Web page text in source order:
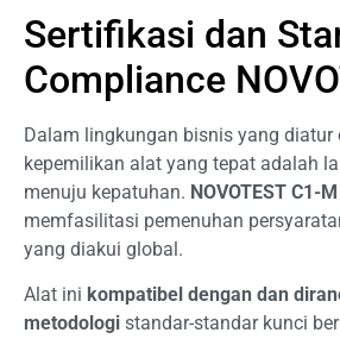
Sertifikasi dan
Compliance
Dalam lingkungan bisnis yang diatur
kepemilikan alat yang tepat adalah
menuju kepatuhan. NOVOTEST C1-M
memfasilitasi pemenuhan
yang diakui global.
Alat ini kompatibel dengan dan
metodologi standar-standar kunci